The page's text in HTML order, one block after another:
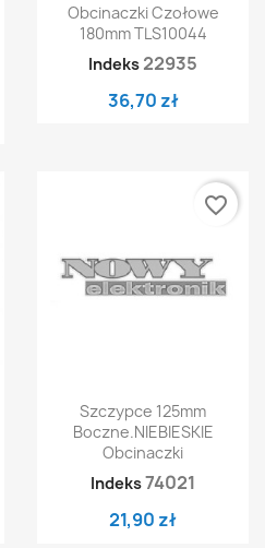
Obcinaczki Czołowe
180mm TLS10044
Indeks 22935
36,70 zł
Szczypce 125mm
Boczne.NIEBIESKIE
Obcinaczki
Indeks74021
21,90 zł
favorite_border